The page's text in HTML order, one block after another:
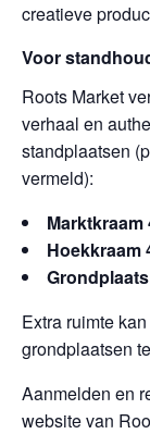
creatieve
Voor
Roots Market
verhaal en
standplaatsen
vermeld):
Marktkraam
Hoekkraam
Extra ruimte
grondplaatsen
Aanmelden en
website van